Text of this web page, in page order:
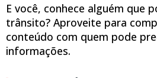
E você, conhece alguém que
trânsito? Aproveite para
conteúdo com quem pode
informações.